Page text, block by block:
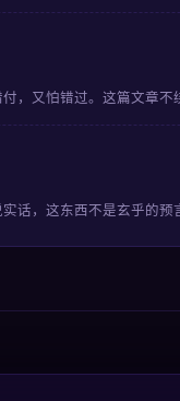
，又怕错过。这篇文章
话，这东西不是玄乎的